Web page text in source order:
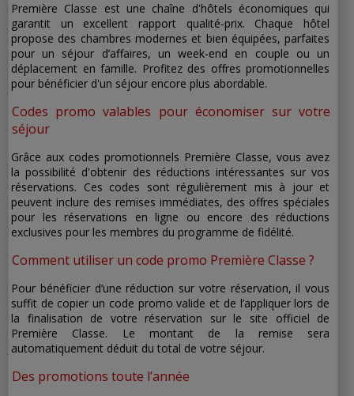
Première Classe est une chaîne d'hôtels économiques qui
garantit un excellent rapport qualité-prix. Chaque hôtel
propose des chambres modernes et bien équipées, parfaites
pour un séjour d’affaires, un week-end en couple ou un
déplacement en famille. Profitez des offres promotionnelles
pour bénéficier d'un séjour encore plus abordable.
Codes promo valables pour économiser sur votre
séjour
Grâce aux codes promotionnels Première Classe, vous avez
la possibilité d'obtenir des réductions intéressantes sur vos
réservations. Ces codes sont régulièrement mis à jour et
peuvent inclure des remises immédiates, des offres spéciales
pour les réservations en ligne ou encore des réductions
exclusives pour les membres du programme de fidélité.
Comment utiliser un code promo Première Classe ?
Pour bénéficier d’une réduction sur votre réservation, il vous
suffit de copier un code promo valide et de l’appliquer lors de
la finalisation de votre réservation sur le site officiel de
Première Classe. Le montant de la remise sera
automatiquement déduit du total de votre séjour.
Des promotions toute l’année